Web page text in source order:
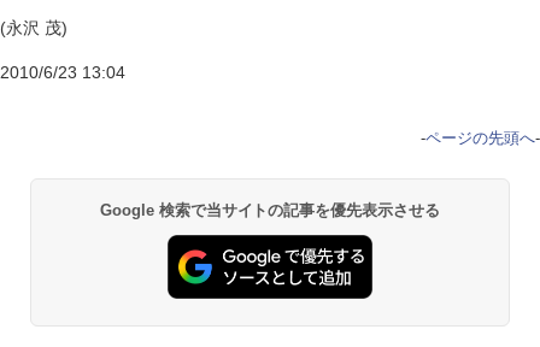
(永沢 茂)
2010/6/23 13:04
-ページの先頭へ-
Google 検索で当サイトの記事を優先表示させる